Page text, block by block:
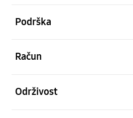
Podrška
Račun
Održivost